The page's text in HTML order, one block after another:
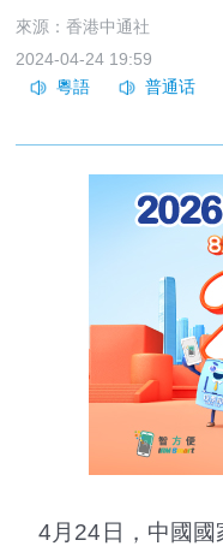
來源：香港中通社
2024-04-24 19:59
4月24日，中國國